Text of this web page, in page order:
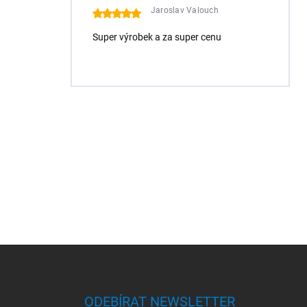
Jaroslav Valouch
Super výrobek a za super cenu
ODEBÍRAT NEWSLETTER